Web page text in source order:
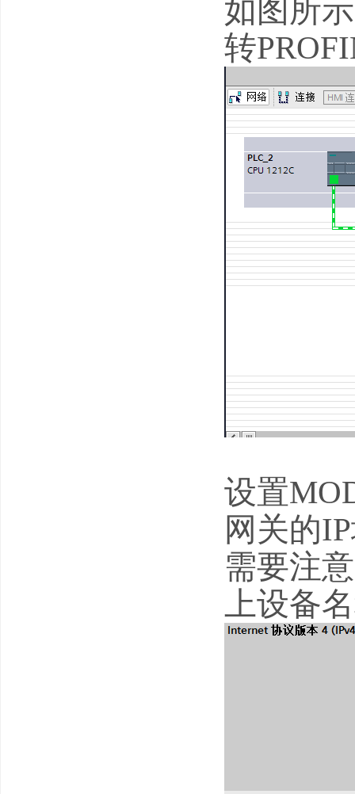
如图所
转
设置
网关的
需要注
上设备